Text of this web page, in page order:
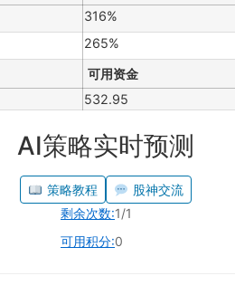
316%
265%
可用资金
532.95
AI策略实时预测
策略教程
股神交流
剩余次数:1/1
可用积分:0